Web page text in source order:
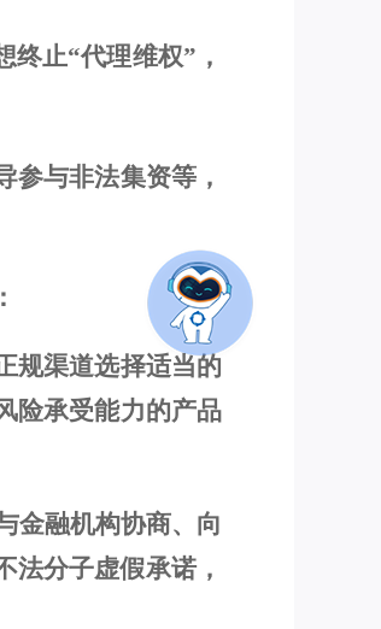
终止“代理维权”，
参与非法集资等，
：
规渠道选择适当的
险承受能力的产品
金融机构协商、向
分子虚假承诺，